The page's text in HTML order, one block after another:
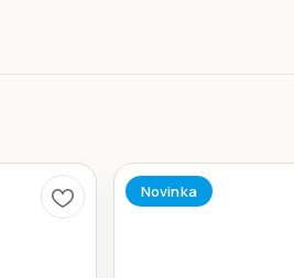
Novinka